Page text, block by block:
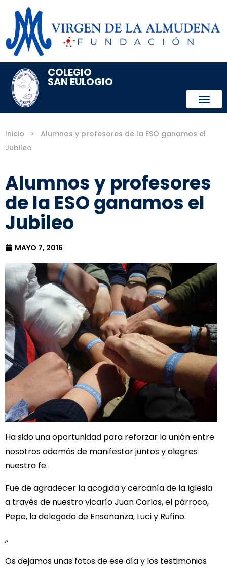
COLEGIO
SAN EULOGIO
Inicio >
Alumnos y profesores de la ESO ganamos el
Jubileo
Alumnos y profesores
de la ESO ganamos el
Jubileo
MAYO 7, 2016
Ha sido una oportunidad para reforzar la unión entre
nosotros además de manifestar juntos y alegres
nuestra fe.
Fue de agradecer la acogida y cercanía de la Iglesia
a través de nuestro vicarío Juan Carlos, el párroco,
Pepe, la delegada de Enseñanza, Luci y Rufino.
,,
Os dejamos unas fotos de ese día y los testimonios